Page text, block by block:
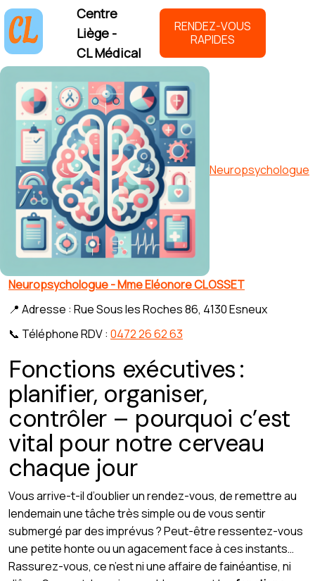
Centre
Liège -
CL Médical
RENDEZ-VOUS
RAPIDES
Neuropsychologue
Neuropsychologue - Mme Eléonore CLOSSET
📍 Adresse : Rue Sous les Roches 86, 4130 Esneux
📞 Téléphone RDV : 0472 26 62 63
Fonctions exécutives :
planifier, organiser,
contrôler – pourquoi c’est
vital pour notre cerveau
chaque jour
Vous arrive-t-il d’oublier un rendez-vous, de remettre au
lendemain une tâche très simple ou de vous sentir
submergé par des imprévus ? Peut-être ressentez-vous
une petite honte ou un agacement face à ces instants…
Rassurez-vous, ce n’est ni une affaire de fainéantise, ni